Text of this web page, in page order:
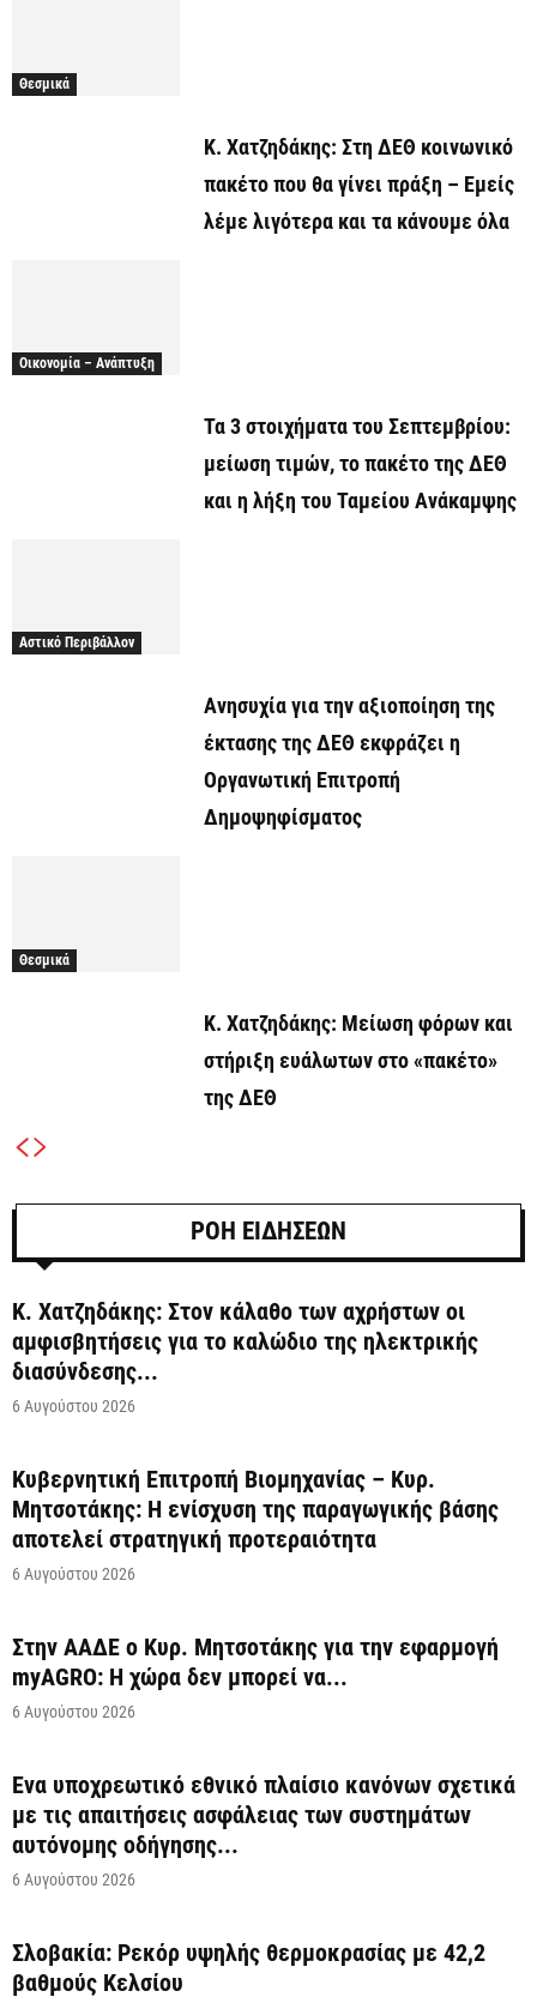
Θεσμικά
Κ. Χατζηδάκης: Στη ΔΕΘ κοινωνικό
πακέτο που θα γίνει πράξη – Εμείς
λέμε λιγότερα και τα κάνουμε όλα
Οικονομία – Ανάπτυξη
Τα 3 στοιχήματα του Σεπτεμβρίου:
μείωση τιμών, το πακέτο της ΔΕΘ
και η λήξη του Ταμείου Ανάκαμψης
Αστικό Περιβάλλον
Ανησυχία για την αξιοποίηση της
έκτασης της ΔΕΘ εκφράζει η
Οργανωτική Επιτροπή
Δημοψηφίσματος
Θεσμικά
Κ. Χατζηδάκης: Μείωση φόρων και
στήριξη ευάλωτων στο «πακέτο»
της ΔΕΘ
ΡΟΗ ΕΙΔΗΣΕΩΝ
Κ. Χατζηδάκης: Στον κάλαθο των αχρήστων οι
αμφισβητήσεις για το καλώδιο της ηλεκτρικής
διασύνδεσης...
6 Αυγούστου 2026
Κυβερνητική Επιτροπή Βιομηχανίας – Κυρ.
Μητσοτάκης: Η ενίσχυση της παραγωγικής βάσης
αποτελεί στρατηγική προτεραιότητα
6 Αυγούστου 2026
Στην ΑΑΔΕ ο Κυρ. Μητσοτάκης για την εφαρμογή
myAGRO: Η χώρα δεν μπορεί να...
6 Αυγούστου 2026
Ένα υποχρεωτικό εθνικό πλαίσιο κανόνων σχετικά
με τις απαιτήσεις ασφάλειας των συστημάτων
αυτόνομης οδήγησης...
6 Αυγούστου 2026
Σλοβακία: Ρεκόρ υψηλής θερμοκρασίας με 42,2
βαθμούς Κελσίου